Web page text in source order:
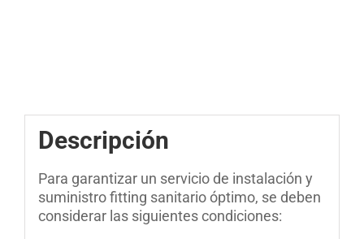
Descripción
Para garantizar un servicio de instalación y
suministro fitting sanitario óptimo, se deben
considerar las siguientes condiciones: